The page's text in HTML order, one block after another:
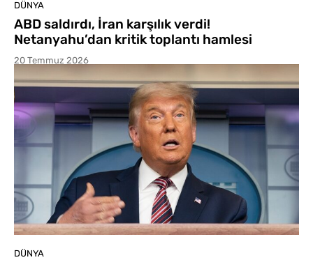
DÜNYA
ABD saldırdı, İran karşılık verdi!
Netanyahu’dan kritik toplantı hamlesi
20 Temmuz 2026
DÜNYA